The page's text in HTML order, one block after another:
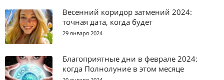
Весенний коридор затмений 2024:
точная дата, когда будет
29 января 2024
Благоприятные дни в феврале 2024:
когда Полнолуние в этом месяце